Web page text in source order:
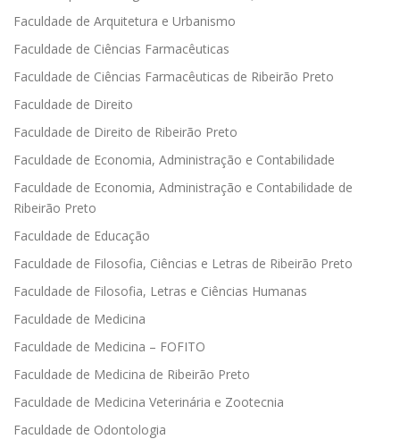
Faculdade de Arquitetura e Urbanismo
Faculdade de Ciências Farmacêuticas
Faculdade de Ciências Farmacêuticas de Ribeirão Preto
Faculdade de Direito
Faculdade de Direito de Ribeirão Preto
Faculdade de Economia, Administração e Contabilidade
Faculdade de Economia, Administração e Contabilidade de
Ribeirão Preto
Faculdade de Educação
Faculdade de Filosofia, Ciências e Letras de Ribeirão Preto
Faculdade de Filosofia, Letras e Ciências Humanas
Faculdade de Medicina
Faculdade de Medicina – FOFITO
Faculdade de Medicina de Ribeirão Preto
Faculdade de Medicina Veterinária e Zootecnia
Faculdade de Odontologia